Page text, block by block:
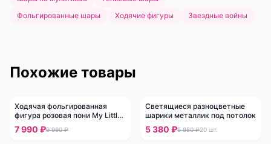
Фольгированные шары
Ходячие фигуры Звездные войны
Похожие товары
-20%
Ходячая фольгированная
фигура розовая пони My Little
Pony
7 990 ₽9 990 ₽
-10%
Светящиеся разноцветные
шарики металлик под потолок
5 380 ₽5 980 ₽20 шт.